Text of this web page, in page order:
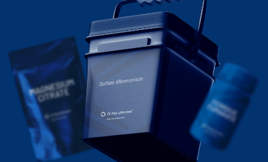
Sulfate d'Ammonium